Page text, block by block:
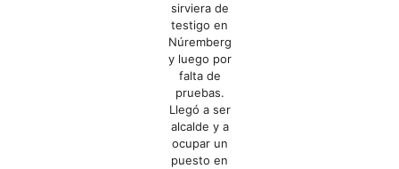
sirviera de
testigo en
Núremberg
y luego por
falta de
pruebas.
Llegó a ser
alcalde y a
ocupar un
puesto en